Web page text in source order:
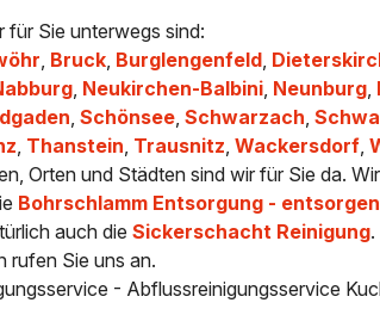
für Sie unterwegs sind:
, Bruck, Burglengenfeld,
, Neukirchen-Balbini, Neunburg,
,Schönsee,Schwarzach,
, Thanstein, Trausnitz,Wackersdorf,
Orten und Städten sind wir für Sie da.
Bohrschlamm Entsorgung -
auch dieSickerschacht Reinigung.
rufen Sie uns an.
- Abflussreinigungsservice